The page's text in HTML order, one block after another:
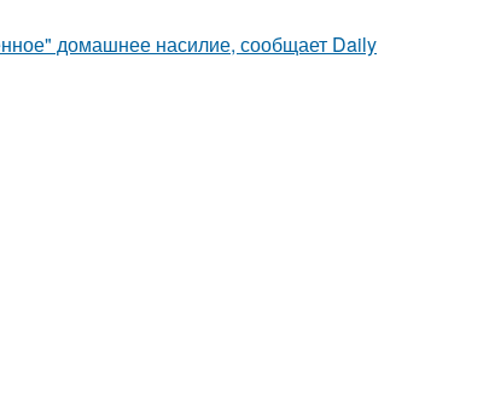
домашнее насилие, сообщает Daily